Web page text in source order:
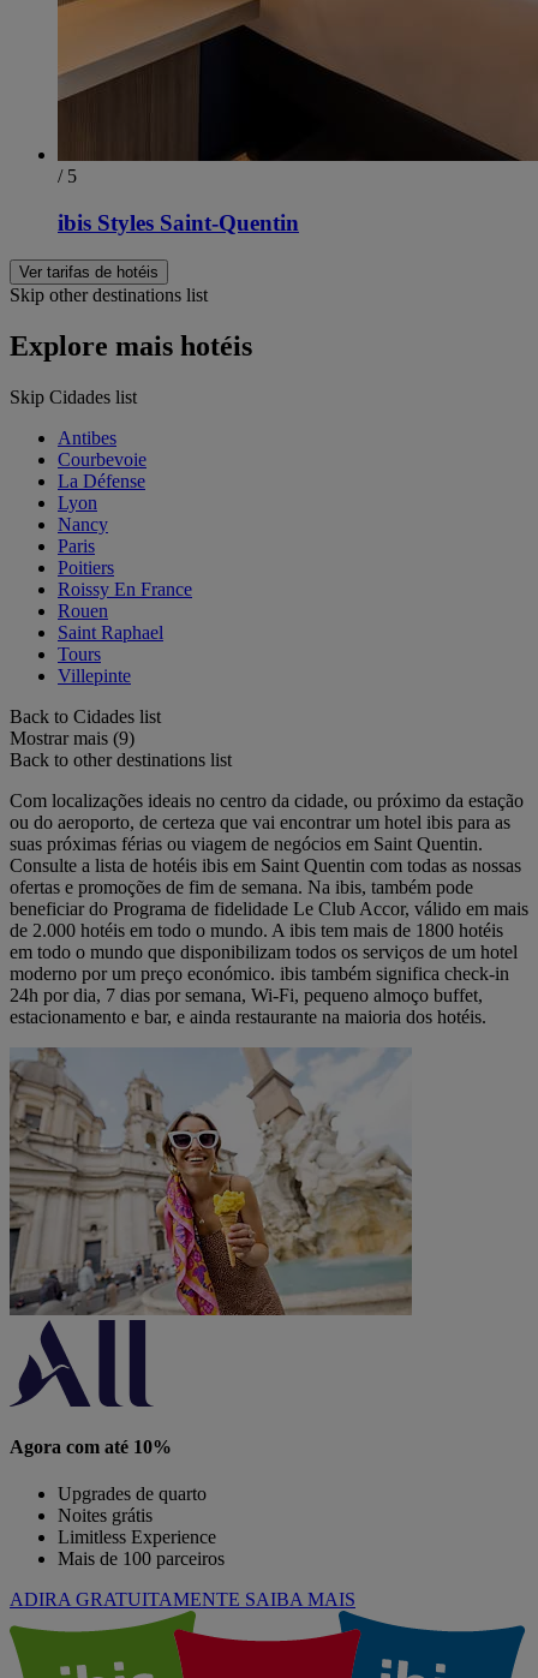
/ 5
ibis Styles Saint-Quentin
Ver tarifas de hotéis
Skip other destinations list
Explore mais hotéis
Skip Cidades list
Antibes
Courbevoie
La Défense
Lyon
Nancy
Paris
Poitiers
Roissy En France
Rouen
Saint Raphael
Tours
Villepinte
Back to Cidades list
Mostrar mais (9)
Back to other destinations list
Com localizações ideais no centro da cidade, ou próximo da estação
ou do aeroporto, de certeza que vai encontrar um hotel ibis para as
suas próximas férias ou viagem de negócios em Saint Quentin.
Consulte a lista de hotéis ibis em Saint Quentin com todas as nossas
ofertas e promoções de fim de semana. Na ibis, também pode
beneficiar do Programa de fidelidade Le Club Accor, válido em mais
de 2.000 hotéis em todo o mundo. A ibis tem mais de 1800 hotéis
em todo o mundo que disponibilizam todos os serviços de um hotel
moderno por um preço económico. ibis também significa check-in
24h por dia, 7 dias por semana, Wi-Fi, pequeno almoço buffet,
estacionamento e bar, e ainda restaurante na maioria dos hotéis.
Agora com até 10%
Upgrades de quarto
Noites grátis
Limitless Experience
Mais de 100 parceiros
ADIRA GRATUITAMENTE SAIBA MAIS